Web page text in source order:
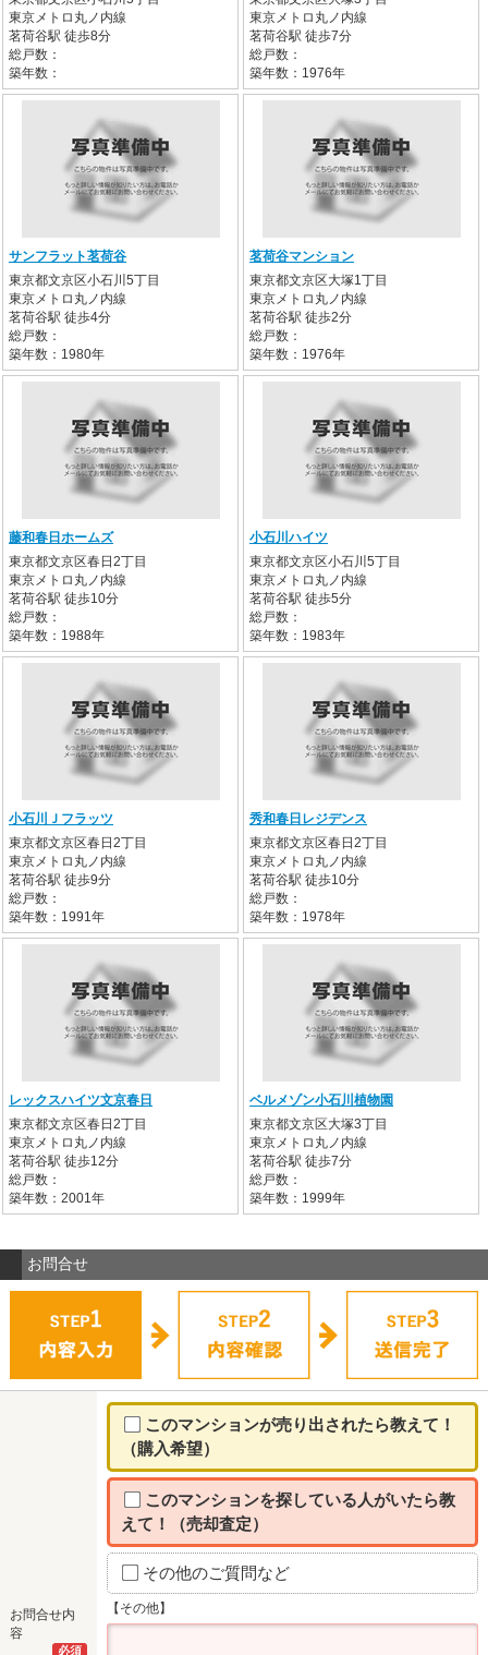
東京メトロ丸ノ内線
茗荷谷駅 徒歩8分
総戸数：
築年数：
東京メトロ丸ノ内線
茗荷谷駅 徒歩7分
総戸数：
築年数：1976年
サンフラット茗荷谷
東京都文京区小石川5丁目
東京メトロ丸ノ内線
茗荷谷駅 徒歩4分
総戸数：
築年数：1980年
茗荷谷マンション
東京都文京区大塚1丁目
東京メトロ丸ノ内線
茗荷谷駅 徒歩2分
総戸数：
築年数：1976年
藤和春日ホームズ
東京都文京区春日2丁目
東京メトロ丸ノ内線
茗荷谷駅 徒歩10分
総戸数：
築年数：1988年
小石川ハイツ
東京都文京区小石川5丁目
東京メトロ丸ノ内線
茗荷谷駅 徒歩5分
総戸数：
築年数：1983年
小石川Ｊフラッツ
東京都文京区春日2丁目
東京メトロ丸ノ内線
茗荷谷駅 徒歩9分
総戸数：
築年数：1991年
秀和春日レジデンス
東京都文京区春日2丁目
東京メトロ丸ノ内線
茗荷谷駅 徒歩10分
総戸数：
築年数：1978年
レックスハイツ文京春日
東京都文京区春日2丁目
東京メトロ丸ノ内線
茗荷谷駅 徒歩12分
総戸数：
築年数：2001年
ベルメゾン小石川植物園
東京都文京区大塚3丁目
東京メトロ丸ノ内線
茗荷谷駅 徒歩7分
総戸数：
築年数：1999年
お問合せ
お問合せ内
容
必須
このマンションが売り出されたら教えて！
（購入希望）
このマンションを探している人がいたら教
えて！（売却査定）
その他のご質問など
【その他】